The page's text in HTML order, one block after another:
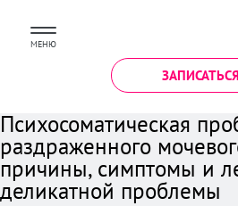
МЕНЮ
ЗАПИСАТЬСЯ
Психосоматическая
раздраженного
причины, симптомы и
деликатной проблемы